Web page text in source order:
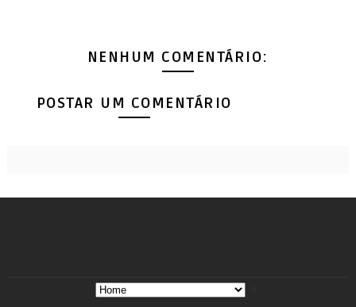
NENHUM COMENTÁRIO:
POSTAR UM COMENTÁRIO